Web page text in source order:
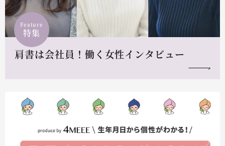
Feature
特集
肩書は会社員！働く女性インタビュー